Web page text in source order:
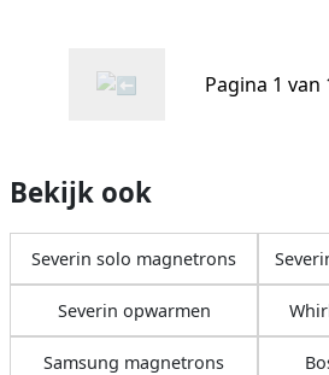
Pagina 1 van
Bekijk ook
Severin solo magnetrons
Severin opwarmen
Samsung magnetrons